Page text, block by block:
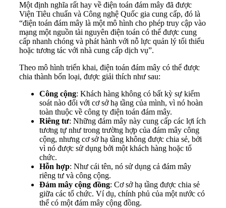
Một định nghĩa rất hay về điện toán đám mây đã được
Viện Tiêu chuẩn và Công nghệ Quốc gia cung cấp, đó là
“điện toán đám mây là một mô hình cho phép truy cập vào
mạng một nguồn tài nguyên điện toán có thể được cung
cấp nhanh chóng và phát hành với nỗ lực quản lý tối thiểu
hoặc tương tác với nhà cung cấp dịch vụ”.
Theo mô hình triển khai, điện toán đám mây có thể được
chia thành bốn loại, được giải thích như sau:
Công cộng: Khách hàng không có bất kỳ sự kiểm
soát nào đối với cơ sở hạ tầng của mình, vì nó hoàn
toàn thuộc về công ty điện toán đám mây.
Riêng tư: Những đám mây này cung cấp các lợi ích
tương tự như trong trường hợp của đám mây công
cộng, nhưng cơ sở hạ tầng không được chia sẻ, bởi
vì nó được sử dụng bởi một khách hàng hoặc tổ
chức.
Hỗn hợp: Như cái tên, nó sử dụng cả đám mây
riêng tư và công cộng.
Đám mây cộng đồng: Cơ sở hạ tầng được chia sẻ
giữa các tổ chức. Ví dụ, chính phủ của một nước có
thể có một đám mây cộng đồng.